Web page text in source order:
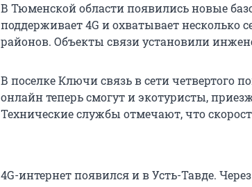
В Тюменской области появились новые
поддерживает 4G и охватывает несколько
районов. Объекты связи установили
В поселке Ключи связь в сети четвертого
онлайн теперь смогут и экотуристы,
Технические службы отмечают, что
4G-интернет появился и в Усть-Тавде.